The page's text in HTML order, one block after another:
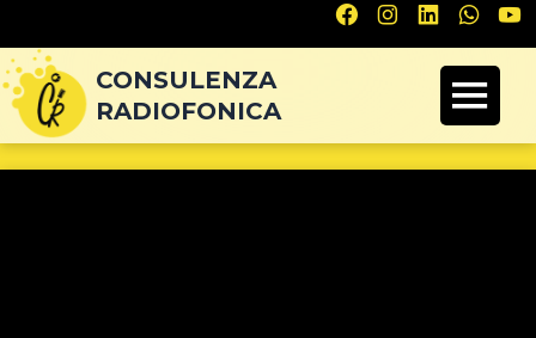
CONSULENZA
RADIOFONICA